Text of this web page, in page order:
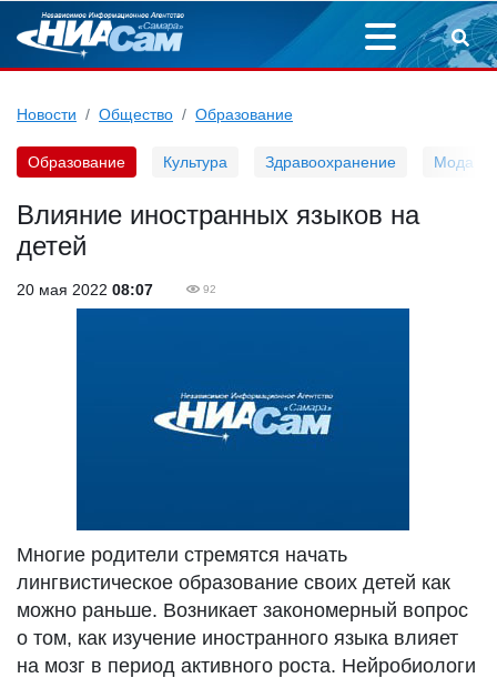
Новости Общество Образование
Образование Культура Здравоохранение Мода
Влияние иностранных языков на
детей
20 мая 2022 08:07 92
Многие родители стремятся начать
лингвистическое образование своих детей как
можно раньше. Возникает закономерный вопрос
о том, как изучение иностранного языка влияет
на мозг в период активного роста. Нейробиологи